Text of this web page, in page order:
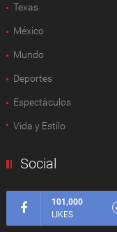
Texas
México
Mundo
Deportes
Espectàculos
Vida y Estilo
Social
101,000
LIKES